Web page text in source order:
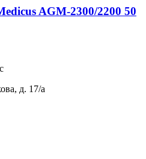
AGM-2300/2200 50
д. 17/а